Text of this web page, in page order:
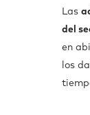
Las
del
en
los